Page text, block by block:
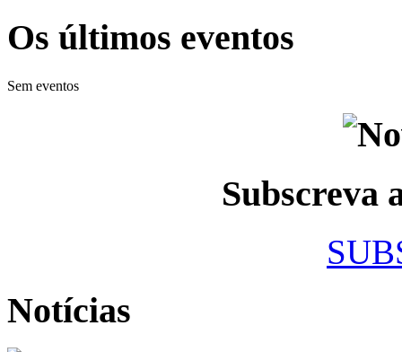
Os últimos eventos
Sem eventos
Subscreva
Notícias